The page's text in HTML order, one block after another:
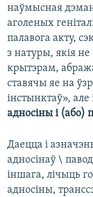
наўмысная
аголеных
палавога акту,
з натуры, якія
крытэрам,
ставячы яе на
інстынктаў», але
адносіны і (або)
Даецца і
адносінаў \
іншага, лічыць
адносіны,